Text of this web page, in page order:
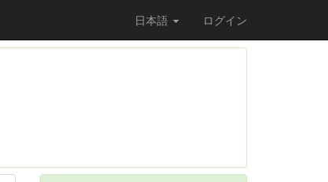
日本語 ログイン